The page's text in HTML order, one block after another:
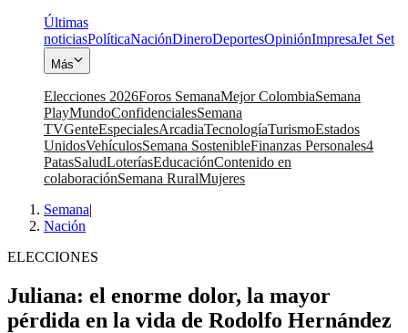
Últimas
noticiasPolíticaNaciónDineroDeportesOpiniónImpresaJet Set
Más
Elecciones 2026Foros SemanaMejor ColombiaSemana
PlayMundoConfidencialesSemana
TVGenteEspecialesArcadiaTecnologíaTurismoEstados
UnidosVehículosSemana SostenibleFinanzas Personales4
PatasSaludLoteríasEducaciónContenido en
colaboraciónSemana RuralMujeres
Semana|
Nación
ELECCIONES
Juliana: el enorme dolor, la mayor
pérdida en la vida de Rodolfo Hernández